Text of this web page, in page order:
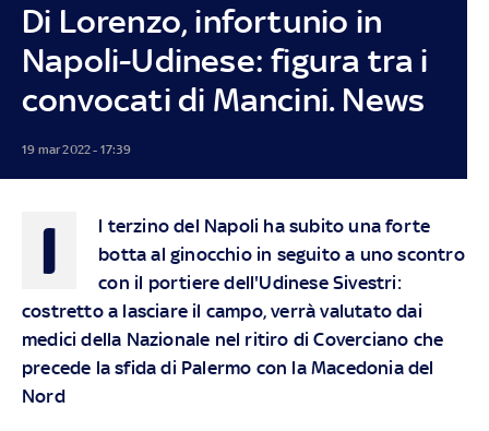
Di Lorenzo, infortunio in
Napoli-Udinese: figura tra i
convocati di Mancini. News
19 mar 2022 - 17:39
I
l terzino del Napoli ha subito una forte
botta al ginocchio in seguito a uno scontro
con il portiere dell'Udinese Sivestri:
costretto a lasciare il campo, verrà valutato dai
medici della Nazionale nel ritiro di Coverciano che
precede la sfida di Palermo con la Macedonia del
Nord